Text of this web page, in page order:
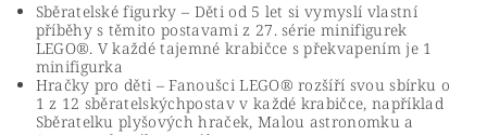
Sběratelské figurky – Děti od 5 let si vymyslí vlastní
příběhy s těmito postavami z 27. série minifigurek
LEGO®. V každé tajemné krabičce s překvapením je 1
minifigurka
Hračky pro děti – Fanoušci LEGO® rozšíří svou sbírku o
1 z 12 sběratelskýchpostav v každé krabičce, například
Sběratelku plyšových hraček, Malou astronomku a